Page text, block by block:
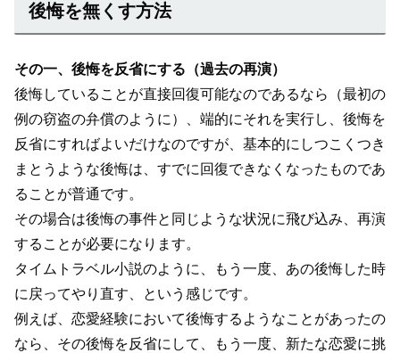
後悔を無くす方法
その一、後悔を反省にする（過去の再演）
後悔していることが直接回復可能なのであるなら（最初の
例の窃盗の弁償のように）、端的にそれを実行し、後悔を
反省にすればよいだけなのですが、基本的にしつこくつき
まとうような後悔は、すでに回復できなくなったものであ
ることが普通です。
その場合は後悔の事件と同じような状況に飛び込み、再演
することが必要になります。
タイムトラベル小説のように、もう一度、あの後悔した時
に戻ってやり直す、という感じです。
例えば、恋愛経験において後悔するようなことがあったの
なら、その後悔を反省にして、もう一度、新たな恋愛に挑